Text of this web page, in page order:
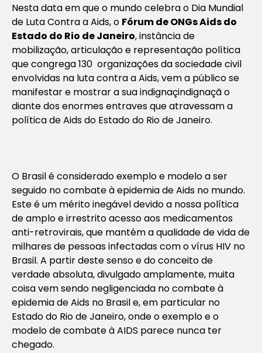
Nesta data em que o mundo celebra o Dia Mundial
de Luta Contra a Aids, o Fórum de ONGs Aids do
Estado do Rio de Janeiro, instância de
mobilização, articulação e representação política
que congrega 130 organizações da sociedade civil
envolvidas na luta contra a Aids, vem a público se
manifestar e mostrar a sua indignaçindignaçã o
diante dos enormes entraves que atravessam a
política de Aids do Estado do Rio de Janeiro.
O Brasil é considerado exemplo e modelo a ser
seguido no combate à epidemia de Aids no mundo.
Este é um mérito inegável devido a nossa política
de amplo e irrestrito acesso aos medicamentos
anti-retrovirais, que mantém a qualidade de vida de
milhares de pessoas infectadas com o vírus HIV no
Brasil. A partir deste senso e do conceito de
verdade absoluta, divulgado amplamente, muita
coisa vem sendo negligenciada no combate à
epidemia de Aids no Brasil e, em particular no
Estado do Rio de Janeiro, onde o exemplo e o
modelo de combate à AIDS parece nunca ter
chegado.